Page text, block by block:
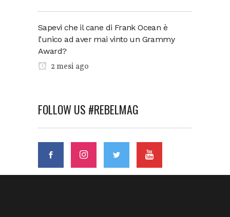
Sapevi che il cane di Frank Ocean è
l’unico ad aver mai vinto un Grammy
Award?
2 mesi ago
FOLLOW US #REBELMAG